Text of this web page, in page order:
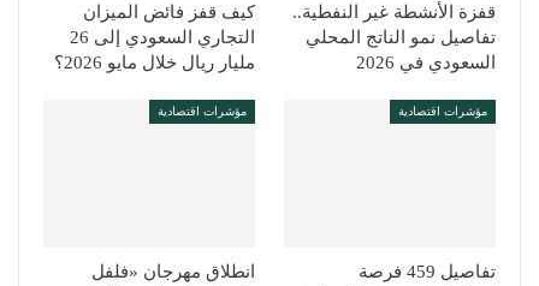
قفزة الأنشطة غير النفطية..
تفاصيل نمو الناتج المحلي
السعودي في 2026
كيف قفز فائض الميزان
التجاري السعودي إلى 26
مليار ريال خلال مايو 2026؟
مؤشرات اقتصادية
تفاصيل 459 فرصة
مؤشرات اقتصادية
انطلاق مهرجان «فلفل